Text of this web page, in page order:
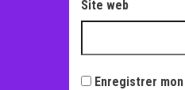
Site web
Enregistrer